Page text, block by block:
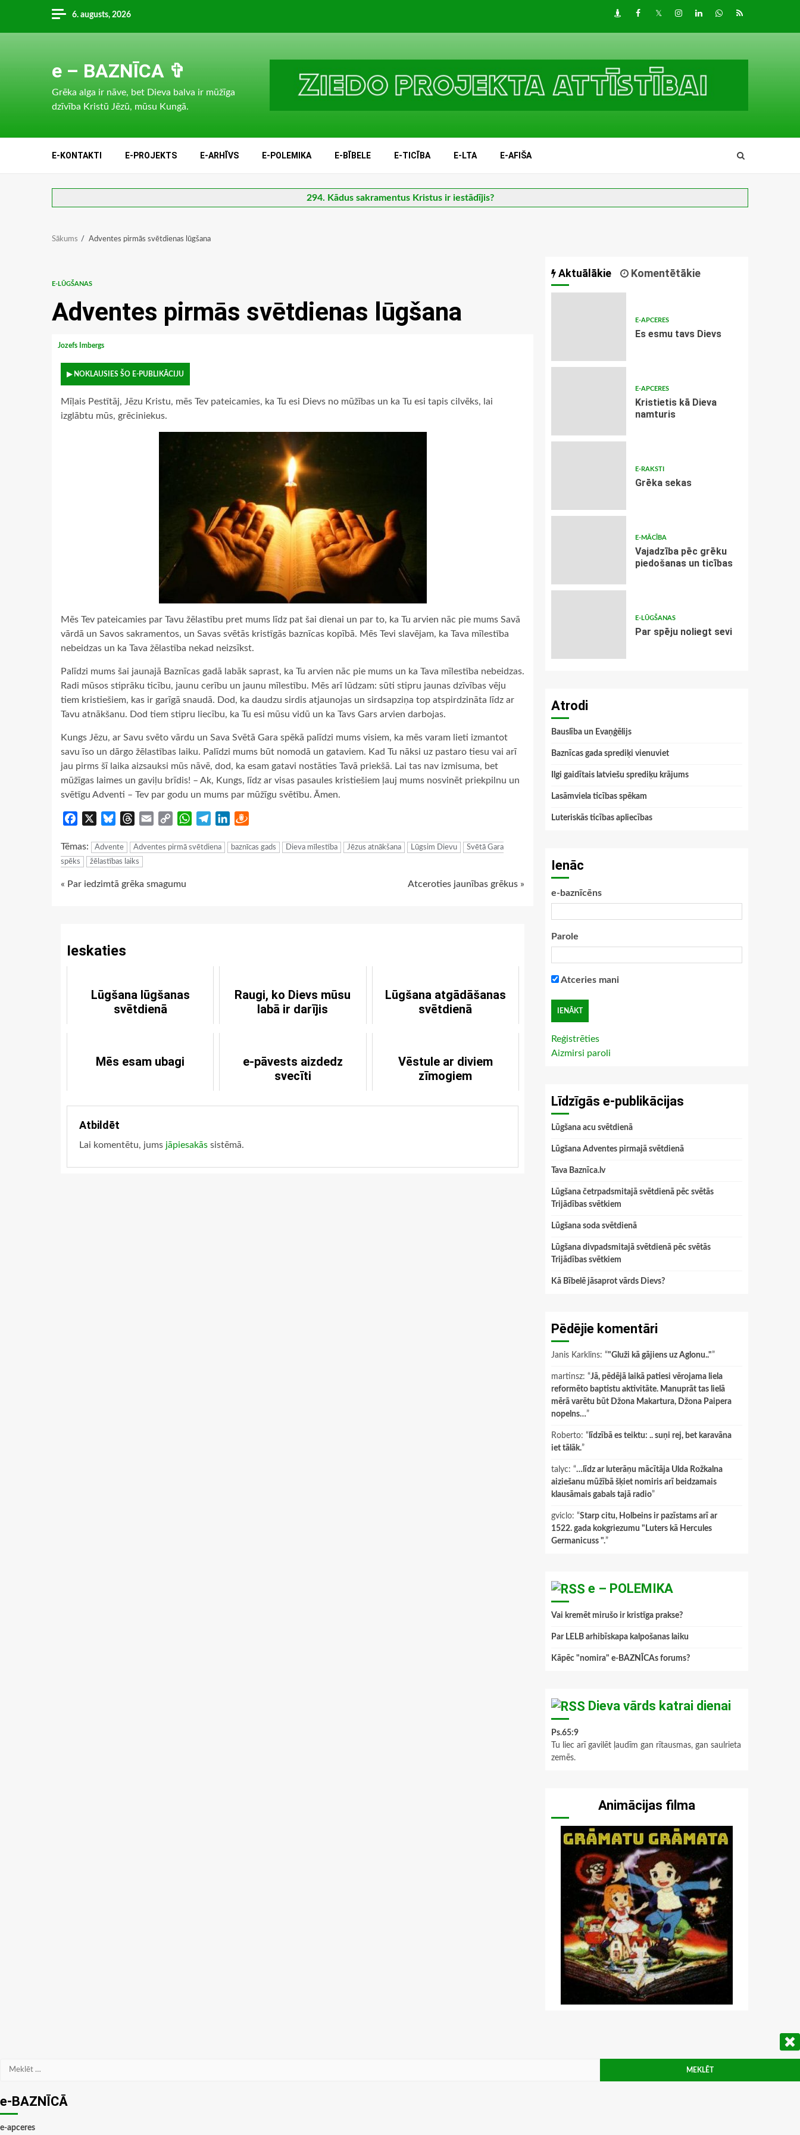
content
6. augusts, 2026 DraugiemFacebook
TwitterInstagram
LinkedInwhatsapp
RSS
e – BAZNĪCA ✞
Grēka alga ir nāve, bet Dieva balva ir mūžīga
dzīvība Kristū Jēzū, mūsu Kungā.
E-KONTAKTI E-PROJEKTS E-ARHĪVS E-POLEMIKA E-BĪBELE E-TICĪBA E-LTA E-AFIŠA
294. Kādus sakramentus Kristus ir iestādījis?
Sākums Adventes pirmās svētdienas lūgšana
E-LŪGŠANAS
Adventes pirmās svētdienas lūgšana
Jozefs Imbergs
▶ NOKLAUSIES ŠO E-PUBLIKĀCIJU
Mīļais Pestītāj, Jēzu Kristu, mēs Tev pateicamies, ka Tu esi Dievs no mūžības un ka Tu esi tapis cilvēks, lai
izglābtu mūs, grēciniekus.
Mēs Tev pateicamies par Tavu žēlastību pret mums līdz pat šai dienai un par to, ka Tu arvien nāc pie mums Savā
vārdā un Savos sakramentos, un Savas svētās kristīgās baznīcas kopībā. Mēs Tevi slavējam, ka Tava mīlestība
nebeidzas un ka Tava žēlastība nekad neizsīkst.
Palīdzi mums šai jaunajā Baznīcas gadā labāk saprast, ka Tu arvien nāc pie mums un ka Tava mīlestība nebeidzas.
Radi mūsos stiprāku ticību, jaunu cerību un jaunu mīlestību. Mēs arī lūdzam: sūti stipru jaunas dzīvības vēju
tiem kristiešiem, kas ir garīgā snaudā. Dod, ka daudzu sirdis atjaunojas un sirdsapziņa top atspirdzināta līdz ar
Tavu atnākšanu. Dod tiem stipru liecību, ka Tu esi mūsu vidū un ka Tavs Gars arvien darbojas.
Kungs Jēzu, ar Savu svēto vārdu un Sava Svētā Gara spēkā palīdzi mums visiem, ka mēs varam lieti izmantot
savu īso un dārgo žēlastības laiku. Palīdzi mums būt nomodā un gataviem. Kad Tu nāksi uz pastaro tiesu vai arī
jau pirms šī laika aizsauksi mūs nāvē, dod, ka esam gatavi nostāties Tavā priekšā. Lai tas nav izmisuma, bet
mūžīgas laimes un gaviļu brīdis! – Ak, Kungs, līdz ar visas pasaules kristiešiem ļauj mums nosvinēt priekpilnu un
svētīgu Adventi – Tev par godu un mums par mūžīgu svētību. Āmen.
Facebook BlueskyThreads
Email
Copy
WhatsApp
TelegramLinkedIn
Tēmas: Advente Adventes pirmā svētdiena baznīcas gads Dieva mīlestība Jēzus atnākšana Lūgsim Dievu
Svētā Gara
spēks
žēlastības laiks
Continue
« Par iedzimtā grēka smagumu Atceroties jaunības grēkus »
Ieskaties
Lūgšana lūgšanas
svētdienā
Raugi, ko Dievs mūsu
labā ir darījis
Lūgšana atgādāšanas
svētdienā
Mēs esam ubagi
e-pāvests aizdedz
svecīti
Vēstule ar diviem
zīmogiem
Atbildēt
Lai komentētu, jums jāpiesakās sistēmā.
Aktuālākie Komentētākie
E-APCERES
Es esmu tavs Dievs
E-APCERES
Kristietis kā Dieva
namturis
E-RAKSTI
Grēka sekas
E-MĀCĪBA
Vajadzība pēc grēku
piedošanas un ticības
E-LŪGŠANAS
Par spēju noliegt sevi
Atrodi
Bauslība un Evaņģēlijs
Baznīcas gada sprediķi vienuviet
Ilgi gaidītais latviešu sprediķu krājums
Lasāmviela ticības spēkam
Luteriskās ticības apliecības
Ienāc
e-baznīcēns
Parole
Atceries mani
Reģistrēties
Aizmirsi paroli
Līdzīgās e-publikācijas
Lūgšana acu svētdienā
Lūgšana Adventes pirmajā svētdienā
Tava Baznīca.lv
Lūgšana četrpadsmitajā svētdienā pēc svētās
Trijādības svētkiem
Lūgšana soda svētdienā
Lūgšana divpadsmitajā svētdienā pēc svētās
Trijādības svētkiem
Kā Bībelē jāsaprot vārds Dievs?
Pēdējie komentāri
Janis Karklins: “"Gluži kā gājiens uz Aglonu.."”
martinsz: “Jā, pēdējā laikā patiesi vērojama liela
reformēto baptistu aktivitāte. Manuprāt tas lielā
mērā varētu būt Džona Makartura, Džona Paipera
nopelns…”
Roberto: “ līdzībā es teiktu: .. suņi rej, bet karavāna
iet tālāk.”
talyc: “…līdz ar luterāņu mācītāja Ulda Rožkalna
aiziešanu mūžībā šķiet nomiris arī beidzamais
klausāmais gabals tajā radio”
gviclo: “Starp citu, Holbeins ir pazīstams arī ar
1522. gada kokgriezumu "Luters kā Hercules
Germanicuss ".”
e – POLEMIKA
Vai kremēt mirušo ir kristīga prakse?
Par LELB arhibīskapa kalpošanas laiku
Kāpēc "nomira" e-BAZNĪCAs forums?
Dieva vārds katrai dienai
Ps.65:9
Tu liec arī gavilēt ļaudīm gan rītausmas, gan saulrieta
zemēs.
Animācijas filma
Meklēt:
e-BAZNĪCĀ
e-apceres